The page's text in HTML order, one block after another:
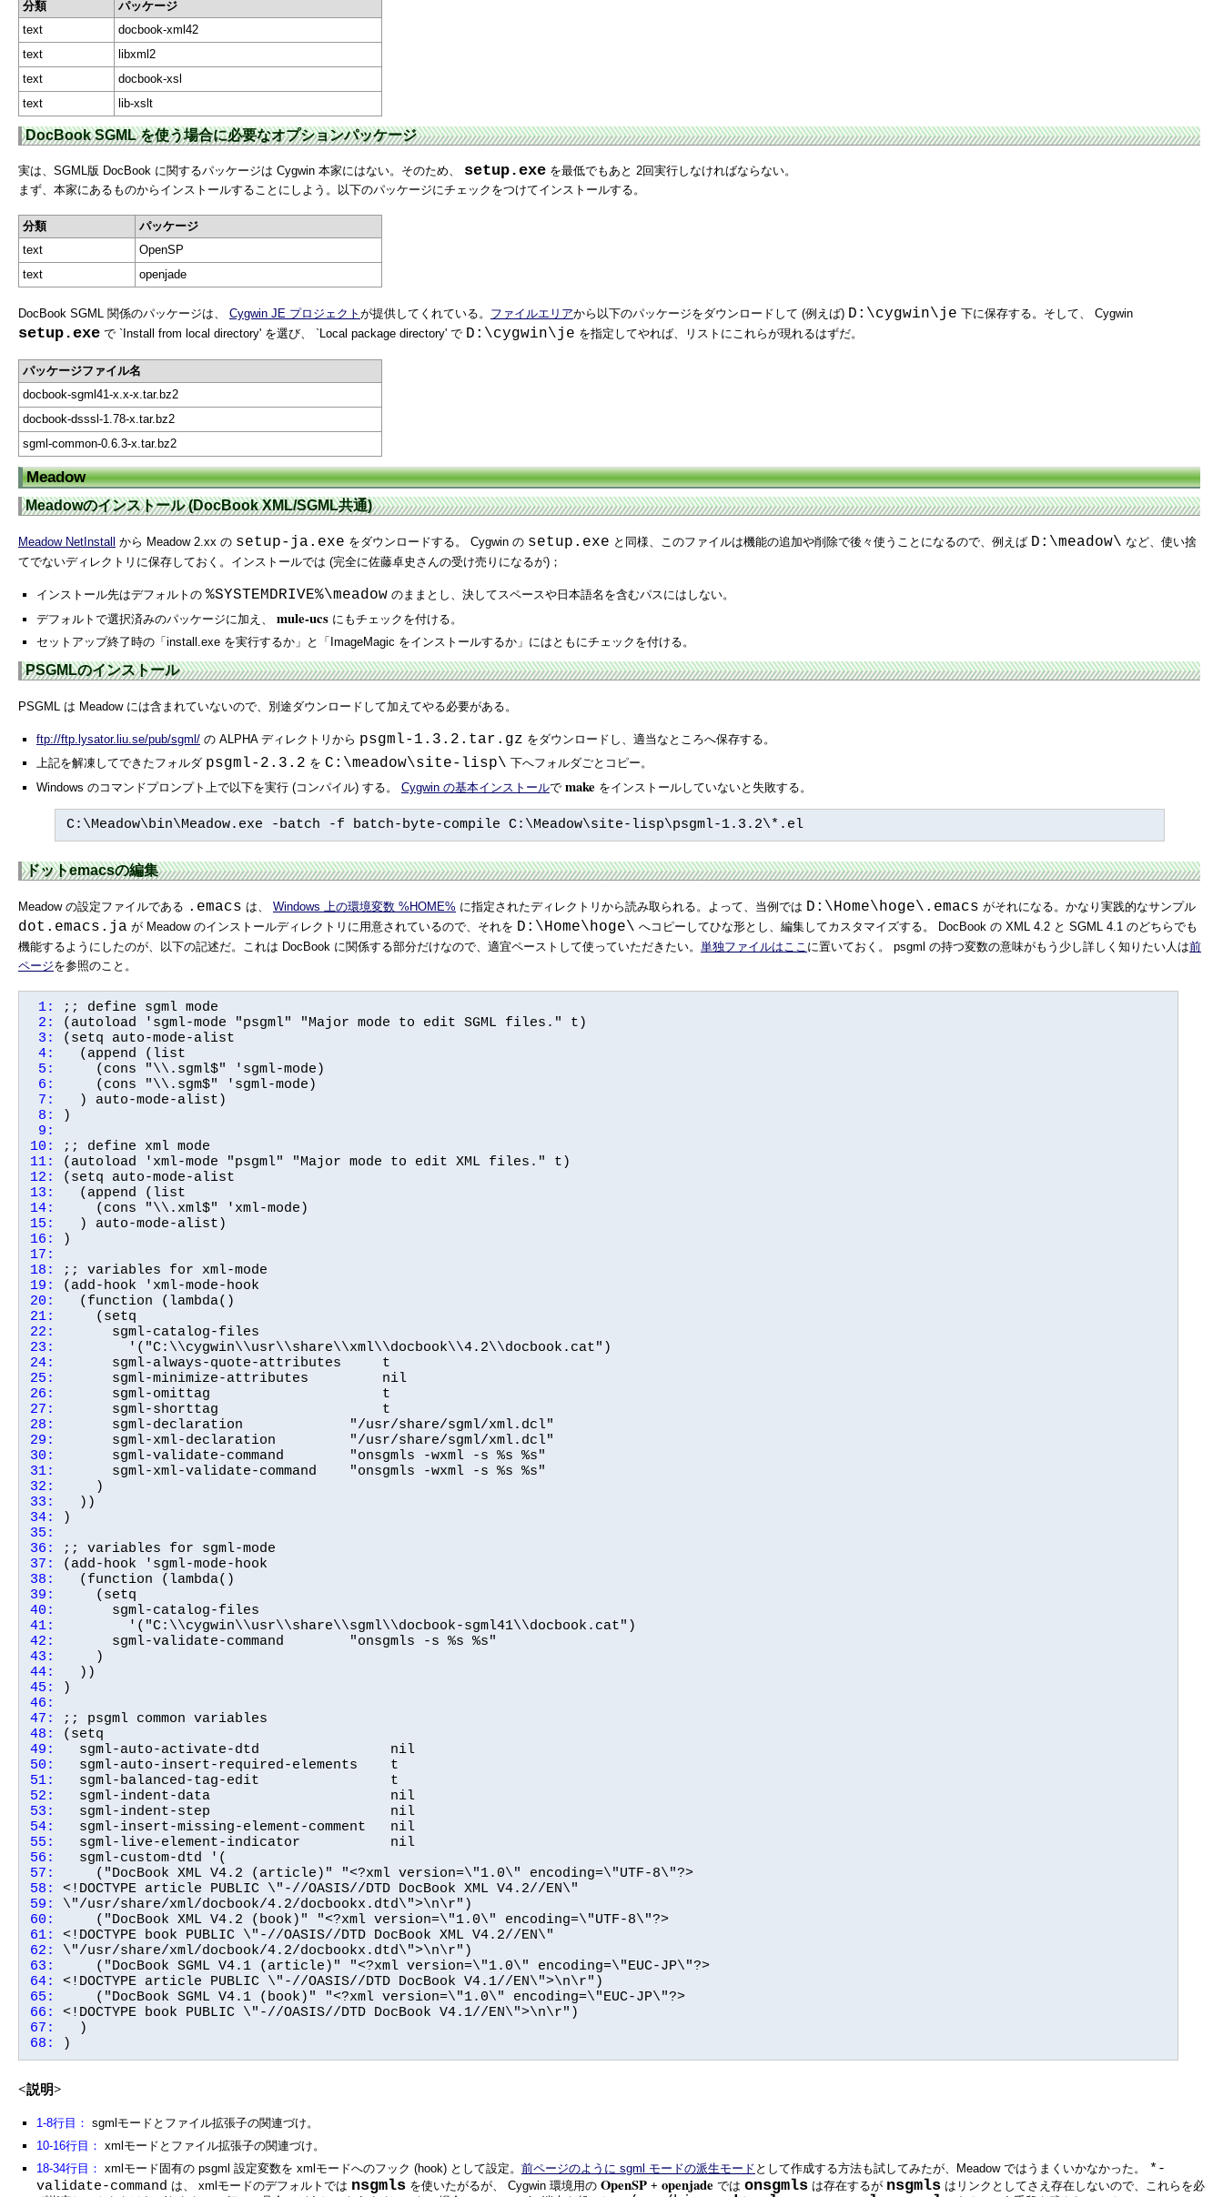
分類
パッケージ
text
docbook-xml42
text
libxml2
text
docbook-xsl
text
lib-xslt
DocBook SGML を使う場合に必要なオプションパッケージ
実は、SGML版 DocBook に関するパッケージは Cygwin 本家にはない。そのため、 setup.exe を最低でもあと 2回実行しなければならない。
まず、本家にあるものからインストールすることにしよう。以下のパッケージにチェックをつけてインストールする。
分類
パッケージ
text
OpenSP
text
openjade
DocBook SGML 関係のパッケージは、 Cygwin JE プロジェクト が提供してくれている。 ファイルエリアから以下のパッケージをダウンロードして (例えば) D:\cygwin\je 下に保存する。そして、 Cygwin
setup.exe で `Install from local directory' を選び、 `Local package directory' で D:\cygwin\je を指定してやれば、リストにこれらが現れるはずだ。
パッケージファイル名
docbook-sgml41-x.x-x.tar.bz2
docbook-dsssl-1.78-x.tar.bz2
sgml-common-0.6.3-x.tar.bz2
Meadow
Meadowのインストール (DocBook XML/SGML共通)
Meadow NetInstall から Meadow 2.xx の setup-ja.exe をダウンロードする。 Cygwin の setup.exe と同様、このファイルは機能の追加や削除で後々使うことになるので、例えば D:\meadow\ など、使い捨
てでないディレクトリに保存しておく。インストールでは (完全に佐藤卓史さんの受け売りになるが)；
インストール先はデフォルトの %SYSTEMDRIVE%\meadow のままとし、決してスペースや日本語名を含むパスにはしない。
デフォルトで選択済みのパッケージに加え、 mule-ucs にもチェックを付ける。
セットアップ終了時の「install.exe を実行するか」と「ImageMagic をインストールするか」にはともにチェックを付ける。
PSGMLのインストール
PSGML は Meadow には含まれていないので、別途ダウンロードして加えてやる必要がある。
ftp://ftp.lysator.liu.se/pub/sgml/ の ALPHA ディレクトリから psgml-1.3.2.tar.gz をダウンロードし、適当なところへ保存する。
上記を解凍してできたフォルダ psgml-2.3.2 を C:\meadow\site-lisp\ 下へフォルダごとコピー。
Windows のコマンドプロンプト上で以下を実行 (コンパイル) する。 Cygwin の基本インストールで make をインストールしていないと失敗する。
C:\Meadow\bin\Meadow.exe -batch -f batch-byte-compile C:\Meadow\site-lisp\psgml-1.3.2\*.el
ドットemacsの編集
Meadow の設定ファイルである .emacs は、 Windows 上の環境変数 %HOME% に指定されたディレクトリから読み取られる。よって、当例では D:\Home\hoge\.emacs がそれになる。かなり実践的なサンプル
dot.emacs.ja が Meadow のインストールディレクトリに用意されているので、それを D:\Home\hoge\ へコピーしてひな形とし、編集してカスタマイズする。 DocBook の XML 4.2 と SGML 4.1 のどちらでも
機能するようにしたのが、以下の記述だ。これは DocBook に関係する部分だけなので、適宜ペーストして使っていただきたい。 単独ファイルはここ に置いておく。 psgml の持つ変数の意味がもう少し詳しく知りたい人は前
ページを参照のこと。
1:
2:
3:
4:
5:
6:
7:
8:
9:
10:
11:
12:
13:
14:
15:
16:
17:
18:
19:
20:
21:
22:
23:
24:
25:
       sgml-minimize-attributes         nil
26:
27:
28:
29:
30:
31:
32:
33:
34:
35:
36:
37:
38:
39:
40:
41:
42:
43:
44:
45:
46:
47:
48:
49:
   sgml-auto-activate-dtd                nil
50:
51:
52:
   sgml-indent-data                      nil
53:
   sgml-indent-step                      nil
54:
   sgml-insert-missing-element-comment   nil
55:
   sgml-live-element-indicator           nil
56:
57:
     ("DocBook XML V4.2 (article)" "<?xml version=\"1.0\" encoding=\"UTF-8\"?>
58:
59:
60:
     ("DocBook XML V4.2 (book)" "<?xml version=\"1.0\" encoding=\"UTF-8\"?>
61:
62:
63:
     ("DocBook SGML V4.1 (article)" "<?xml version=\"1.0\" encoding=\"EUC-JP\"?>
64:
65:
     ("DocBook SGML V4.1 (book)" "<?xml version=\"1.0\" encoding=\"EUC-JP\"?>
66:
67:
68:
)
<説明>
1-8行目： sgmlモードとファイル拡張子の関連づけ。
10-16行目： xmlモードとファイル拡張子の関連づけ。
18-34行目： xmlモード固有の psgml 設定変数を xmlモードへのフック (hook) として設定。 前ページのように sgml モードの派生モード として作成する方法も試してみたが、Meadow ではうまくいかなかった。 *-
validate-command は、 xmlモードのデフォルトでは nsgmls を使いたがるが、 Cygwin 環境用の OpenSP + openjade では onsgmls は存在するが nsgmls はリンクとしてさえ存在しないので、これらを必